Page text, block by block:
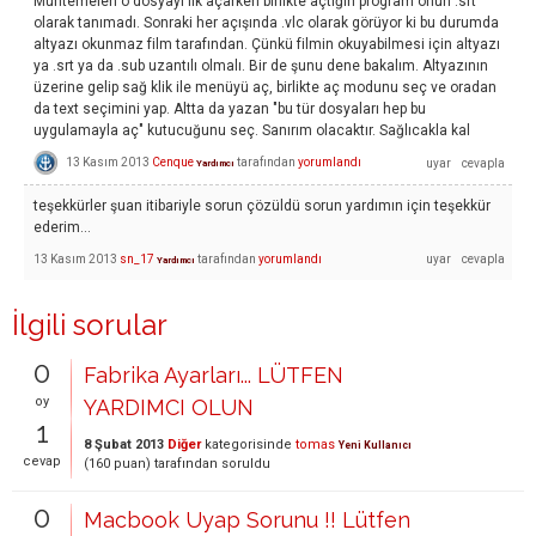
olarak tanımadı. Sonraki her açışında .vlc olarak görüyor ki bu durumda
altyazı okunmaz film tarafından. Çünkü filmin okuyabilmesi için altyazı
ya .srt ya da .sub uzantılı olmalı. Bir de şunu dene bakalım. Altyazının
üzerine gelip sağ klik ile menüyü aç, birlikte aç modunu seç ve oradan
da text seçimini yap. Altta da yazan "bu tür dosyaları hep bu
uygulamayla aç" kutucuğunu seç. Sanırım olacaktır. Sağlıcakla kal
13 Kasım 2013 Cenque Yardımcı tarafından yorumlandı
teşekkürler şuan itibariyle sorun çözüldü sorun yardımın için teşekkür
ederim...
13 Kasım 2013 sn_17 Yardımcı tarafından yorumlandı
İlgili sorular
0
oy
1
cevap
Fabrika Ayarları... LÜTFEN
YARDIMCI OLUN
8 Şubat 2013 Diğerkategorisinde tomas Yeni Kullanıcı
(160 puan) tarafından soruldu
0
Macbook Uyap Sorunu !! Lütfen